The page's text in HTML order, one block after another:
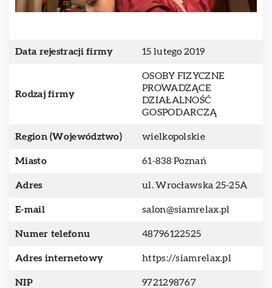
Data rejestracji firmy 15 lutego 2019
Rodzaj firmy
OSOBY FIZYCZNE
PROWADZĄCE
DZIAŁALNOŚĆ
GOSPODARCZĄ
Region (Województwo) wielkopolskie
Miasto 61-838 Poznań
Adres ul. Wrocławska 25-25A
E-mail salon@siamrelax.pl
Numer telefonu 48796122525
Adres internetowy https://siamrelax.pl
NIP 9721298767